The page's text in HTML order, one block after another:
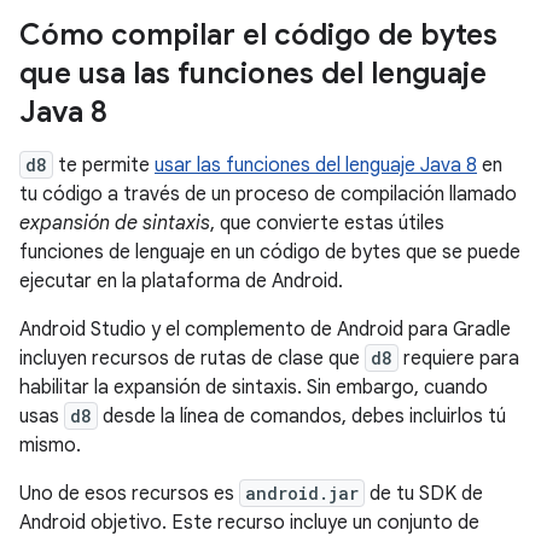
Cómo compilar el código de bytes
que usa las funciones del lenguaje
Java 8
d8 te permite usar las funciones del lenguaje Java 8 en
tu código a través de un proceso de compilación llamado
expansión de sintaxis, que convierte estas útiles
funciones de lenguaje en un código de bytes que se puede
ejecutar en la plataforma de Android.
Android Studio y el complemento de Android para Gradle
incluyen recursos de rutas de clase que d8 requiere para
habilitar la expansión de sintaxis. Sin embargo, cuando
usas d8 desde la línea de comandos, debes incluirlos tú
mismo.
Uno de esos recursos es android.jar de tu SDK de
Android objetivo. Este recurso incluye un conjunto de